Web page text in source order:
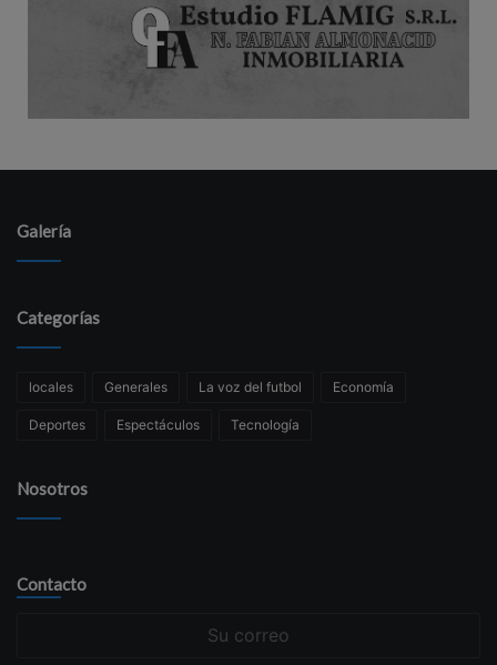
Galería
Categorías
locales Generales La voz del futbol Economía
Deportes Espectáculos Tecnología
Nosotros
Contacto